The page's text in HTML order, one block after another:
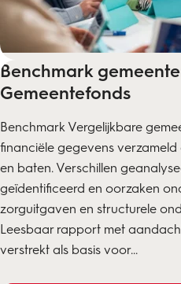
Benchmark
Gemeentefonds
Benchmark Vergelijkbare
financiële gegevens
en baten. Verschillen
geïdentificeerd en oorzaken
zorguitgaven en structurele
Leesbaar rapport met
verstrekt als basis voor...